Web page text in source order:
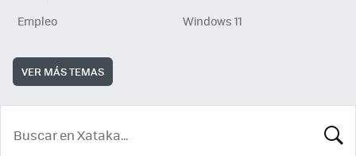
Empleo
Windows 11
VER MÁS TEMAS